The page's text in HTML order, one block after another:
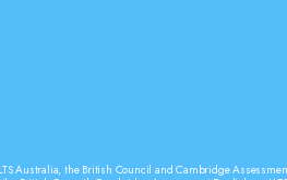
Australia, the British Council and Cambridge